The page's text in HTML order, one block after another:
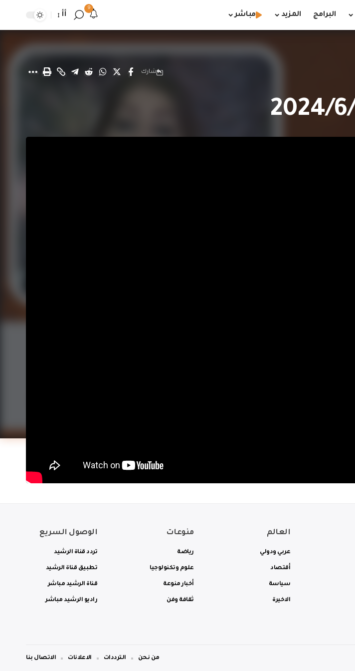
البرامج المزيد مباشر
9
أأ
شارك
العالم
عربي ودولي
أقتصاد
سياسة
الاخيرة
منوعات
رياضة
علوم وتكنولوجيا
أخبار منوعة
ثقافة وفن
الوصول السريع
تردد قناة الرشيد
تطبيق قناة الرشيد
قناة الرشيد مباشر
راديو الرشيد مباشر
من نحن الترددات الاعلانات الاتصال بنا